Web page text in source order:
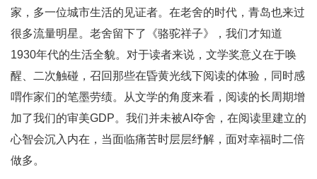
家，多一位城市生活的见证者。在老舍的时代，青岛也来过
很多流量明星。老舍留下了《骆驼祥子》，我们才知道
1930年代的生活全貌。对于读者来说，文学奖意义在于唤
醒、二次触碰，召回那些在昏黄光线下阅读的体验，同时感
喟作家们的笔墨劳绩。从文学的角度来看，阅读的长周期增
加了我们的审美GDP。我们并未被AI夺舍，在阅读里建立的
心智会沉入内在，当面临痛苦时层层纾解，面对幸福时二倍
做多。